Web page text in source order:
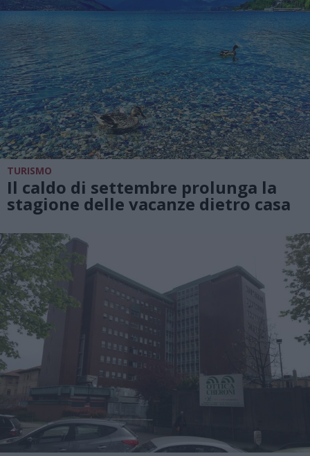
TURISMO
Il caldo di settembre prolunga la
stagione delle vacanze dietro casa